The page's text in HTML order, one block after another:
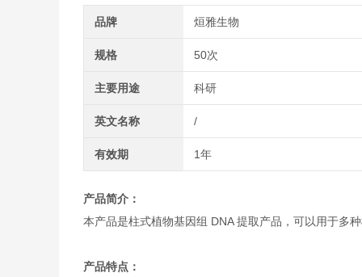
品牌 烜雅生物
规格 50次
主要用途 科研
英文名称 /
有效期 1年
产品简介：
本产品是柱式植物基因组 DNA 提取产品，可以用于多
产品特点：